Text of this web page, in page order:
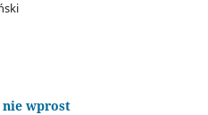
nie wprost